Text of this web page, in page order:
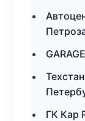
ГК Кар